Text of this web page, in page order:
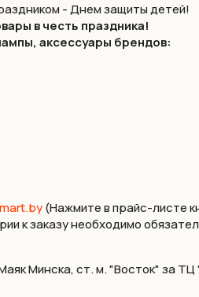
- Днем защиты детей!⠀
в честь праздника!
аксессуары брендов:
(Нажмите в прайс-листе
к заказу необходимо
Минска, ст. м. "Восток" за